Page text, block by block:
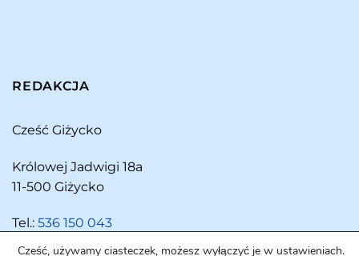
REDAKCJA
Cześć Giżycko
Królowej Jadwigi 18a
11-500 Giżycko
Tel.: 536 150 043
Cześć, używamy ciasteczek, możesz wyłączyć je w ustawieniach.